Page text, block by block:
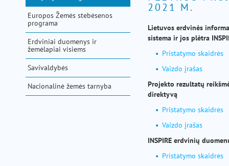
pagalba
Europos Žemės stebėsenos
programa
Erdviniai duomenys ir
žemėlapiai visiems
Savivaldybės
Nacionalinė žemės tarnyba
2021 M.
Lietuvos erdvinės
sistema ir jos plėtra
Pristatymo skaidrės
Vaizdo įrašas
Projekto rezultatų
direktyvą
Pristatymo skaidrės
Vaizdo įrašas
INSPIRE erdvinių
Pristatymo skaidrės